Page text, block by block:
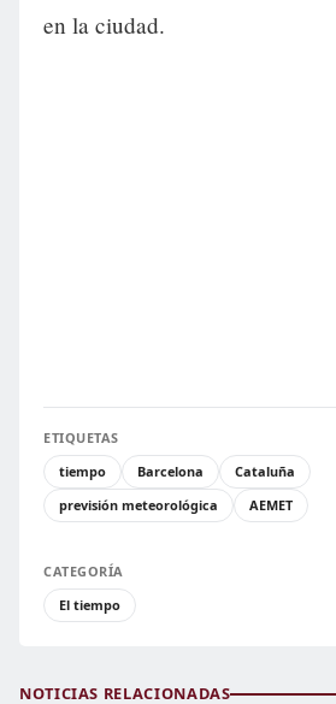
en la ciudad.
ETIQUETAS
tiempo
Barcelona
Cataluña
previsión meteorológica
AEMET
CATEGORÍA
El tiempo
NOTICIAS RELACIONADAS